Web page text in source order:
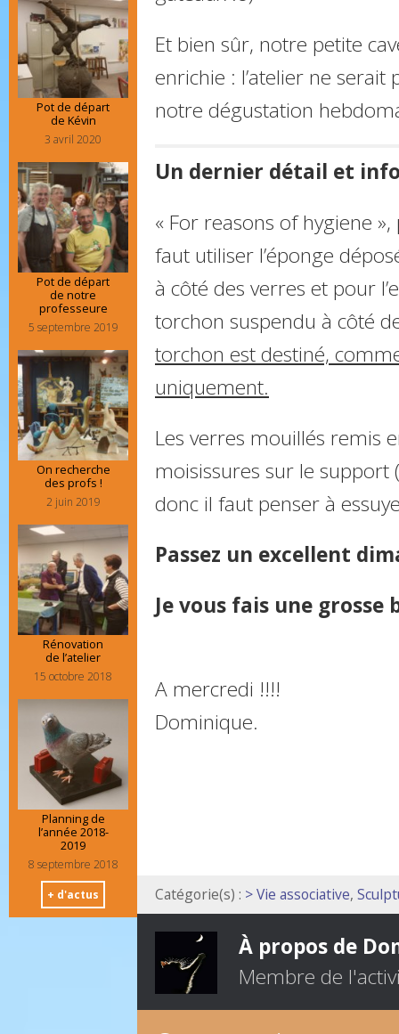
Et bien sûr, notre petite
enrichie : l’atelier ne serait
notre dégustation
Un dernier détail et
« For reasons of hygiene
faut utiliser l’éponge
à côté des verres et pour
torchon suspendu à côté
torchon est destiné,
uniquement.
Les verres mouillés remis
moisissures sur le support
donc il faut penser à
Passez un excellent
Je vous fais une grosse
A mercredi !!!!
Dominique.
Catégorie(s) : > Vie associative,
À propos de
Membre de
Pot de départ
de Kévin
3 avril 2020
Pot de départ
de notre
professeure
5 septembre 2019
On recherche
des profs !
2 juin 2019
Rénovation
de l’atelier
15 octobre 2018
Planning de
l’année 2018-
2019
8 septembre 2018
+ d'actus